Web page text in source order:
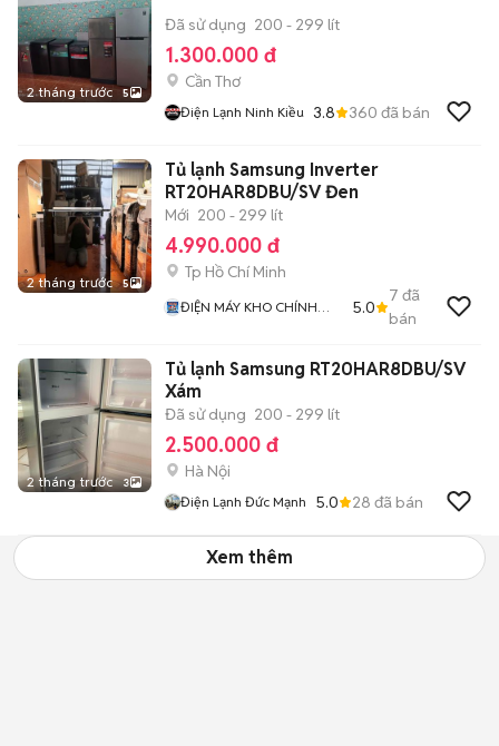
2 tháng trước 5
Đã sử dụng 200 - 299 lít
1.300.000 đ
Cần Thơ
Điện Lạnh Ninh Kiều 3.8 360 đã bán
2 tháng trước 5
Tủ lạnh Samsung Inverter
RT20HAR8DBU/SV Đen
Mới 200 - 299 lít
4.990.000 đ
Tp Hồ Chí Minh
ĐIỆN MÁY KHO CHÍNH
5.0
7 đã
bán
2 tháng trước 3
Tủ lạnh Samsung RT20HAR8DBU/SV
Xám
Đã sử dụng 200 - 299 lít
2.500.000 đ
Hà Nội
Điện Lạnh Đức Mạnh 5.0 28 đã bán
Xem thêm